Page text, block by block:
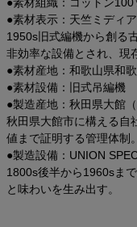
●素材表示：天竺ミディ
1950s旧式編機から創る
非効率な設備とされ、現
●素材産地：和歌山県和
●素材設備：旧式吊編機
●製造産地：秋田県大館（
秋田県大館市に構える自
値まで証明する管理体制。
●製造設備：UNION
1800s後半から1960sま
と味わいを生み出す。